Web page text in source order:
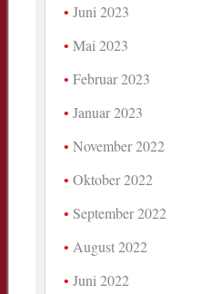
Juni 2023
Mai 2023
Februar 2023
Januar 2023
November 2022
Oktober 2022
September 2022
August 2022
Juni 2022